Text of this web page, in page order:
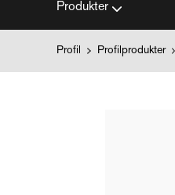
Produkter
Profil Profilprodukter